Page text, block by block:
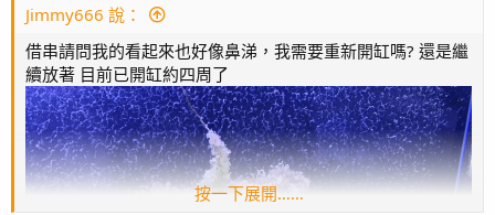
：
Jimmy666 說：
借串請問我的看起來也好像鼻涕，我需要重新開缸嗎? 還是繼
續放著 目前已開缸約四周了
按一下展開……